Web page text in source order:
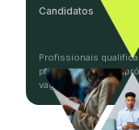
Candidatos
Profissionais
prontos para a sua
vaga